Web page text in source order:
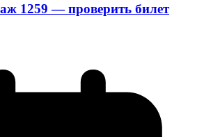
1259 — проверить билет